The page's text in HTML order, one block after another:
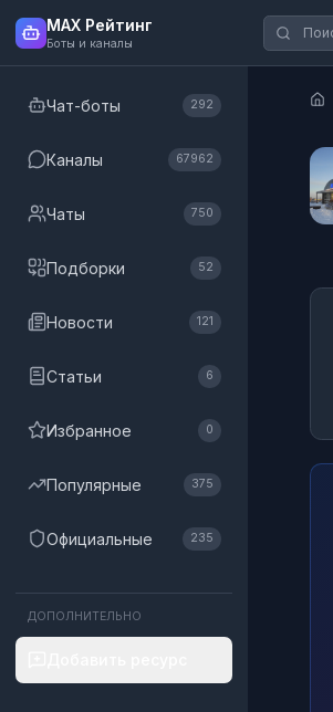
MAX Рейтинг
Боты и каналы
Чат-боты 292
Каналы 67962
Чаты 750
Подборки 52
Новости 121
Статьи 6
Избранное 0
Популярные 375
Официальные 235
ДОПОЛНИТЕЛЬНО